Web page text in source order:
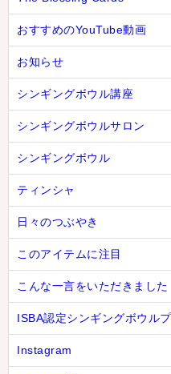
おすすめのYouTube動画
お知らせ
シンギングボウル講座
シンギングボウルサロン
シンギングボウル
ティンシャ
日々のつぶやき
このアイテムに注目
こんな一言をいただきました
ISBA認定シンギングボウル
Instagram